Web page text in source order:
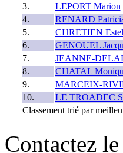
3.
LEPORT Marion
4.
RENARD
5.
CHRETIEN
6.
GENOUEL
7.
JEANNE-
8.
CHATAL
9.
MARCEIX-
10.
LE TROADEC
Classement trié par
Contactez